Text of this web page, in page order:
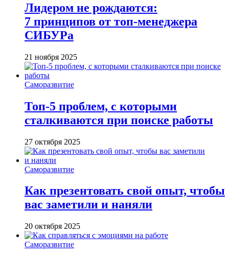
Лидером не рождаются:
7 принципов от топ-менеджера
СИБУРа
21 ноября 2025
Саморазвитие
Топ-5 проблем, с которыми
сталкиваются при поиске работы
27 октября 2025
Саморазвитие
Как презентовать свой опыт, чтобы
вас заметили и наняли
20 октября 2025
Саморазвитие